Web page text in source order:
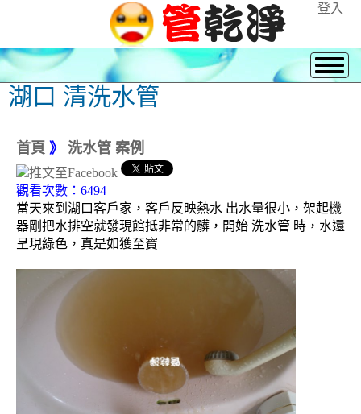
登入
湖口 清洗水管
首頁 》 洗水管 案例
觀看次數：6494
當天來到湖口客戶家，客戶反映熱水 出水量很小，架起機
器剛把水排空就發現館抵非常的髒，開始 洗水管 時，水還
呈現綠色，真是如獲至寶